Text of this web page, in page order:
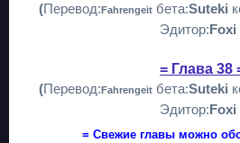
(Перевод:Fahrengeit бета:Suteki
Эдитор:Foxi
= Глава 38
(Перевод:Fahrengeit бета:Suteki
Эдитор:Foxi
= Свежие главы можно